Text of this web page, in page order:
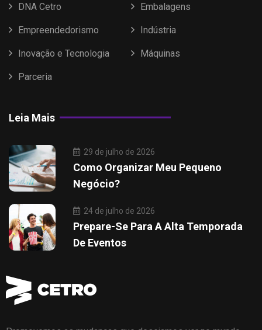
DNA Cetro Embalagens
Empreendedorismo Indústria
Inovação e Tecnologia Máquinas
Parceria
Leia Mais
29 de julho de 2026
Como Organizar Meu Pequeno
Negócio?
24 de julho de 2026
Prepare-Se Para A Alta Temporada
De Eventos